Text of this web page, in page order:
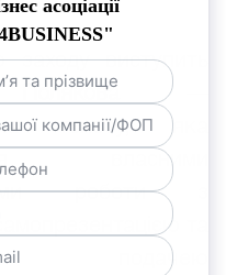
—
голосу, яка
власними
роботи з
та
подачею